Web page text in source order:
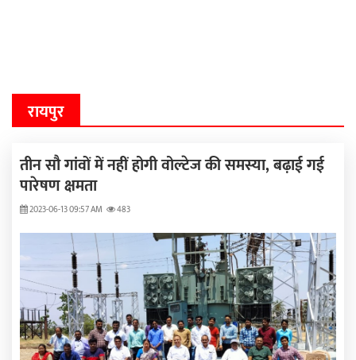
रायपुर
तीन सौ गांवों में नहीं होगी वोल्टेज की समस्या, बढ़ाई गई
पारेषण क्षमता
2023-06-13 09:57 AM 483